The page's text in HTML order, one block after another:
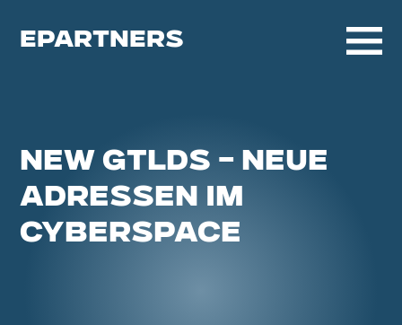
EPARTNERS
NEW GTLDS – NEUE
ADRESSEN IM
CYBERSPACE